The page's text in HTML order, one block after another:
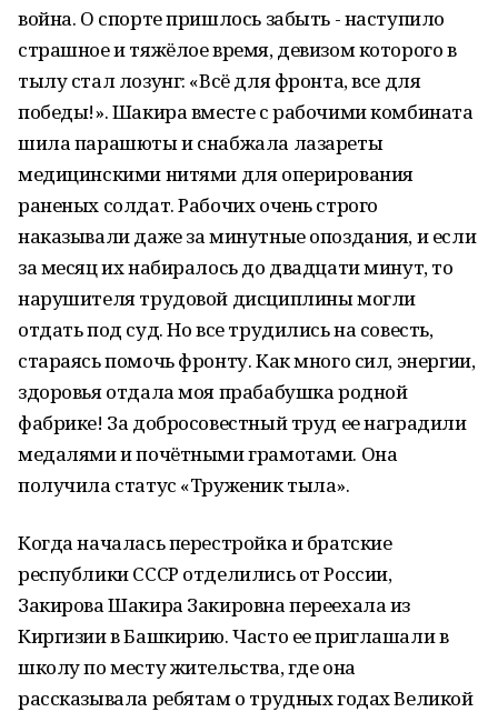
война. О спорте пришлось забыть - наступило
страшное и тяжёлое время, девизом которого в
тылу стал лозунг: «Всё для фронта, все для
победы!». Шакира вместе с рабочими комбината
шила парашюты и снабжала лазареты
медицинскими нитями для оперирования
раненых солдат. Рабочих очень строго
наказывали даже за минутные опоздания, и если
за месяц их набиралось до двадцати минут, то
нарушителя трудовой дисциплины могли
отдать под суд. Но все трудились на совесть,
стараясь помочь фронту. Как много сил, энергии,
здоровья отдала моя прабабушка родной
фабрике! За добросовестный труд ее наградили
медалями и почётными грамотами. Она
получила статус «Труженик тыла».
Когда началась перестройка и братские
республики СССР отделились от России,
Закирова Шакира Закировна переехала из
Киргизии в Башкирию. Часто ее приглашали в
школу по месту жительства, где она
рассказывала ребятам о трудных годах Великой